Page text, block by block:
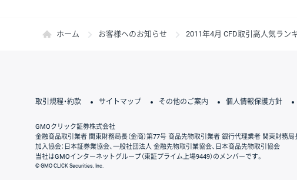
ホーム お客様へのお知らせ 2011年4月 CFD取引高人気ラン
取引規程・約款 サイトマップ その他のご案内 個人情報保護方針
GMOクリック証券株式会社
金融商品取引業者 関東財務局長（金商）第77号 商品先物取引業者 銀行代理業者 関東財務局
加入協会：日本証券業協会、一般社団法人 金融先物取引業協会、日本商品先物取引協会
当社はGMOインターネットグループ（東証プライム上場9449）のメンバーです。
© GMO CLICK Securities, Inc.